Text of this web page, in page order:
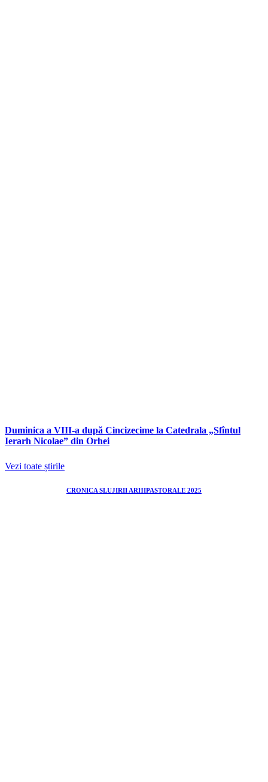
Duminica a VIII-a după Cincizecime la Catedrala „Sfîntul
Ierarh Nicolae” din Orhei
Vezi toate știrile
CRONICA SLUJIRII ARHIPASTORALE 2025